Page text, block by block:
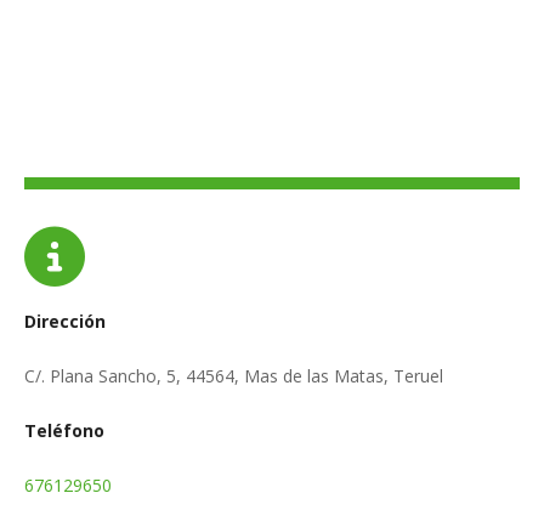
Dirección
C/. Plana Sancho, 5, 44564, Mas de las Matas, Teruel
Teléfono
676129650